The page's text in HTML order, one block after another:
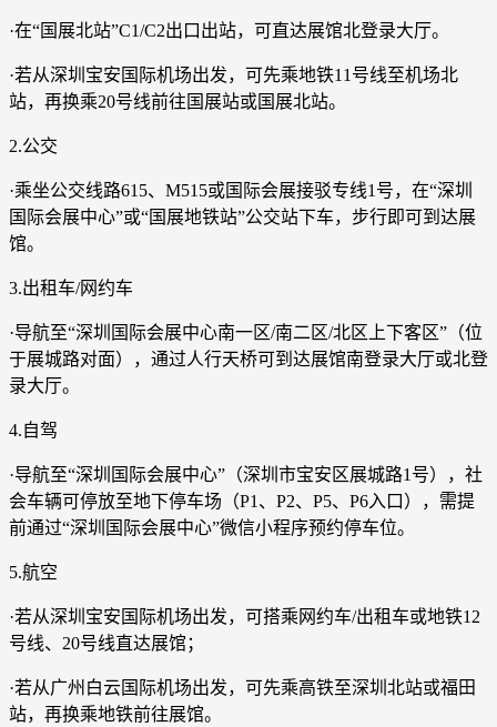
·在“国展北站”C1/C2出口出站，可直达展馆北登录大厅。
·若从深圳宝安国际机场出发，可先乘地铁11号线至机场北
站，再换乘20号线前往国展站或国展北站。
2.公交
·乘坐公交线路615、M515或国际会展接驳专线1号，在“深圳
国际会展中心”或“国展地铁站”公交站下车，步行即可到达展
馆。
3.出租车/网约车
·导航至“深圳国际会展中心南一区/南二区/北区上下客区”（位
于展城路对面），通过人行天桥可到达展馆南登录大厅或北登
录大厅。
4.自驾
·导航至“深圳国际会展中心”（深圳市宝安区展城路1号），社
会车辆可停放至地下停车场（P1、P2、P5、P6入口），需提
前通过“深圳国际会展中心”微信小程序预约停车位。
5.航空
·若从深圳宝安国际机场出发，可搭乘网约车/出租车或地铁12
号线、20号线直达展馆；
·若从广州白云国际机场出发，可先乘高铁至深圳北站或福田
站，再换乘地铁前往展馆。